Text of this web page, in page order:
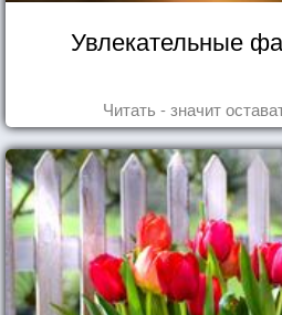
Увлекательные
Читать - значит